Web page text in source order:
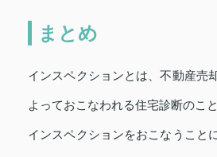
まとめ
インスペクションとは、不動産売
よっておこなわれる住宅診断のこ
インスペクションをおこなうこと